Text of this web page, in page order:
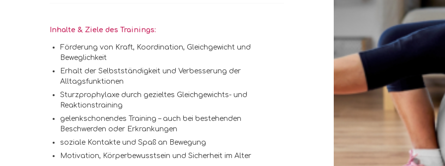
Inhalte & Ziele des Trainings:
Förderung von Kraft, Koordination, Gleichgewicht und
Beweglichkeit
Erhalt der Selbstständigkeit und Verbesserung der
Alltagsfunktionen
Sturzprophylaxe durch gezieltes Gleichgewichts- und
Reaktionstraining
gelenkschonendes Training – auch bei bestehenden
Beschwerden oder Erkrankungen
soziale Kontakte und Spaß an Bewegung
Motivation, Körperbewusstsein und Sicherheit im Alter